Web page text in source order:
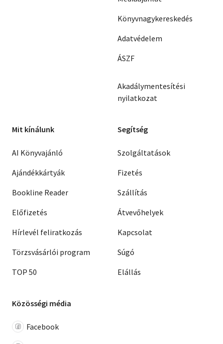
Könyvnagykereskedés
Adatvédelem
ÁSZF
Akadálymentesítési
nyilatkozat
Mit kínálunk
AI Könyvajánló
Ajándékkártyák
Bookline Reader
Előfizetés
Hírlevél feliratkozás
Törzsvásárlói program
TOP 50
Segítség
Szolgáltatások
Fizetés
Szállítás
Átvevőhelyek
Kapcsolat
Súgó
Elállás
Közösségi média
Facebook